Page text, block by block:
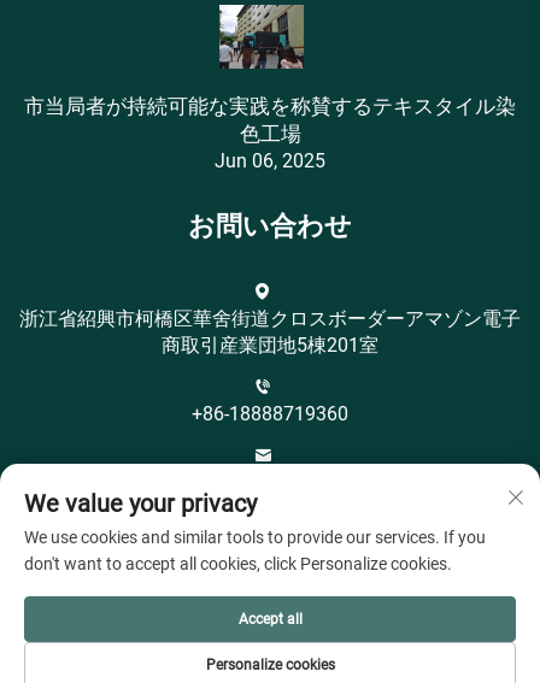
市当局者が持続可能な実践を称賛するテキスタイル染
色工場
Jun 06, 2025
お問い合わせ
浙江省紹興市柯橋区華舍街道クロスボーダーアマゾン電子
商取引産業団地5棟201室
+86-18888719360
著作権 © 紹興市オヤeahテキスタイル有限公司 すべての
権利予約 -プライバシーポリシー
We value your privacy
We use cookies and similar tools to provide our services. If you
don't want to accept all cookies, click Personalize cookies.
Personalize cookies
Accept all